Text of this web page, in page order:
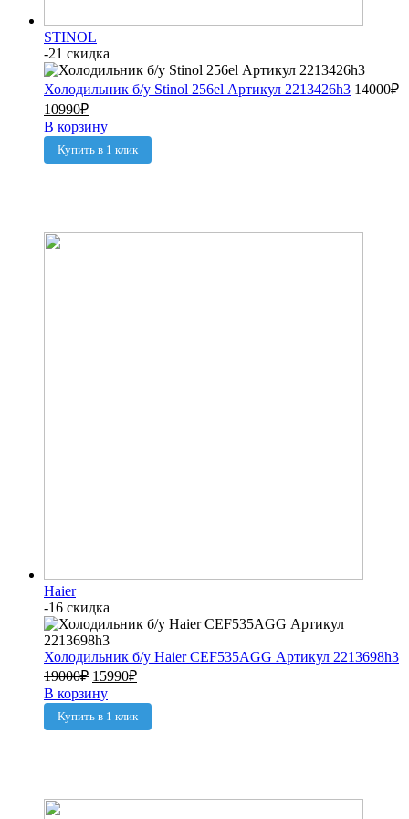
STINOL
-21 скидка
Холодильник б/у Stinol 256el Артикул 2213426h3 14000₽
10990₽
В корзину
Купить в 1 клик
Haier
-16 скидка
Холодильник б/у Haier CEF535AGG Артикул 2213698h3
19000₽ 15990₽
В корзину
Купить в 1 клик